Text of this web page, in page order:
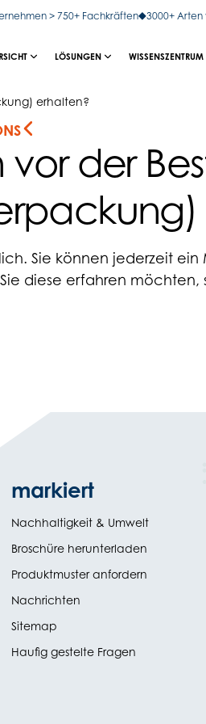
> 750+ Fachkräften 3000+
LÖSUNGEN WISSENSZENTRUM
erhalten?
vor der
Sie können jederzeit
diese erfahren möchten,
markiert
Nachhaltigkeit & Umwelt
Broschüre herunterladen(opens
new
Produktmuster anfordern
Nachrichten
Sitemap
Haufig gestelte Fragen